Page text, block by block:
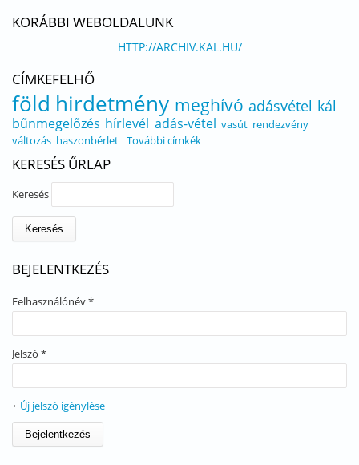
KORÁBBI WEBOLDALUNK
HTTP://ARCHIV.KAL.HU/
CÍMKEFELHŐ
föld hirdetmény meghívó adásvétel kál
bűnmegelőzés hírlevél adás-vétel vasút rendezvény
változás haszonbérlet További címkék
KERESÉS ŰRLAP
Keresés
BEJELENTKEZÉS
Felhasználónév*
Jelszó *
Új jelszó igénylése